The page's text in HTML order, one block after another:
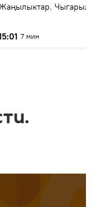
7 мин